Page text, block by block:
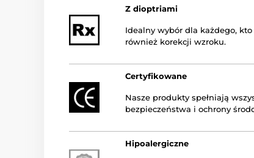
Z dioptriami
Idealny wybór dla każdego,
również korekcji wzroku.
Certyfikowane
Nasze produkty spełniają
bezpieczeństwa i ochrony
Hipoalergiczne